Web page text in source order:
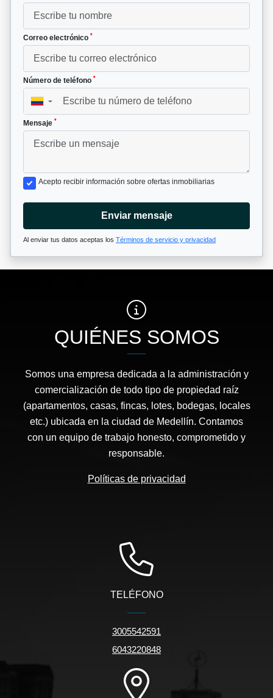
Correo electrónico *
Número de teléfono *
▼
Mensaje *
Acepto recibir información sobre ofertas inmobiliarias
Enviar mensaje
Al enviar tus datos aceptas los Términos de servicio y privacidad
QUIÉNES SOMOS
Somos una empresa dedicada a la administración y
comercialización de todo tipo de propiedad raíz
(apartamentos, casas, fincas, lotes, bodegas, locales
etc.) ubicada en la ciudad de Medellín. Contamos
con un equipo de trabajo honesto, comprometido y
responsable.
Políticas de privacidad
TELÉFONO
3005542591
6043220848